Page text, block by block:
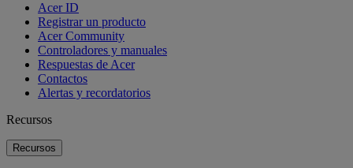
Acer ID
Registrar un producto
Acer Community
Controladores y manuales
Respuestas de Acer
Contactos
Alertas y recordatorios
Recursos
Recursos